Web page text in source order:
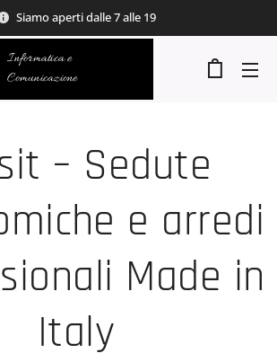
Siamo aperti dalle 7 alle 19
Informatica e
Comunicazione
– Sedute
e arredi
Made in
Italy